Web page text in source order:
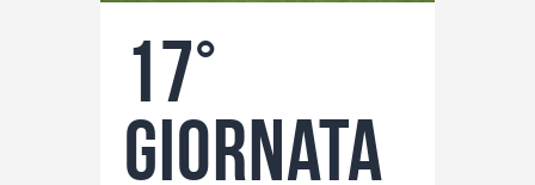
Fantacalcio
I consigli di Giulia
Serie A
17°
giornata